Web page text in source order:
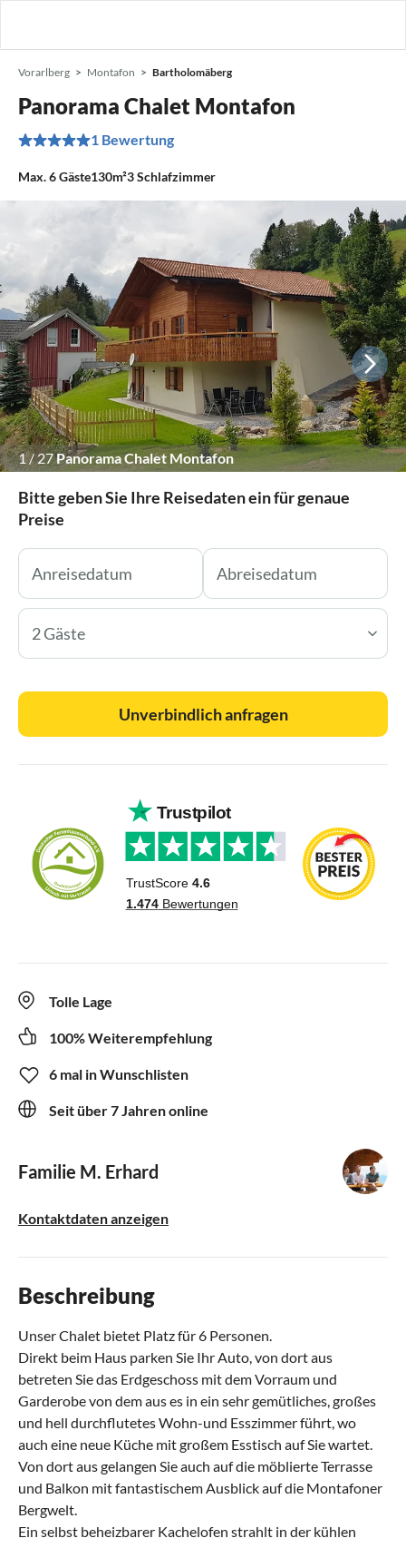
Vorarlberg Montafon Bartholomäberg
Panorama Chalet Montafon
1 Bewertung
Max.6Gäste130m²3Schlafzimmer
1/27Panorama Chalet Montafon
Bitte geben Sie Ihre Reisedaten ein für genaue
Preise
2 Gäste
Unverbindlich anfragen
Tolle Lage
100% Weiterempfehlung
6 mal in Wunschlisten
Seit über 7 Jahren online
Familie M. Erhard
Kontaktdaten anzeigen
Beschreibung
Unser Chalet bietet Platz für 6 Personen.
Direkt beim Haus parken Sie Ihr Auto, von dort aus
betreten Sie das Erdgeschoss mit dem Vorraum und
Garderobe von dem aus es in ein sehr gemütliches, großes
und hell durchflutetes Wohn-und Esszimmer führt, wo
auch eine neue Küche mit großem Esstisch auf Sie wartet.
Von dort aus gelangen Sie auch auf die möblierte Terrasse
und Balkon mit fantastischem Ausblick auf die Montafoner
Bergwelt.
Ein selbst beheizbarer Kachelofen strahlt in der kühlen